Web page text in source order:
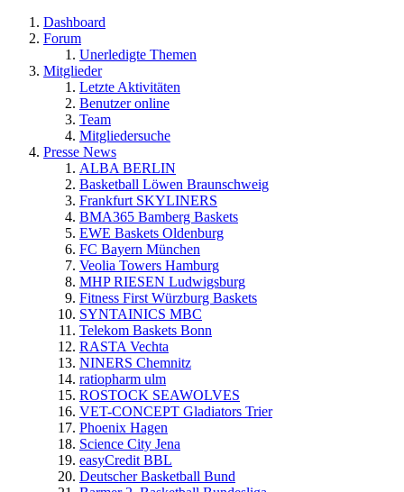
Dashboard
Forum
Unerledigte Themen
Mitglieder
Letzte Aktivitäten
Benutzer online
Team
Mitgliedersuche
Presse News
ALBA BERLIN
Basketball Löwen Braunschweig
Frankfurt SKYLINERS
BMA365 Bamberg Baskets
EWE Baskets Oldenburg
FC Bayern München
Veolia Towers Hamburg
MHP RIESEN Ludwigsburg
Fitness First Würzburg Baskets
SYNTAINICS MBC
Telekom Baskets Bonn
RASTA Vechta
NINERS Chemnitz
ratiopharm ulm
ROSTOCK SEAWOLVES
VET-CONCEPT Gladiators Trier
Phoenix Hagen
Science City Jena
easyCredit BBL
Deutscher Basketball Bund